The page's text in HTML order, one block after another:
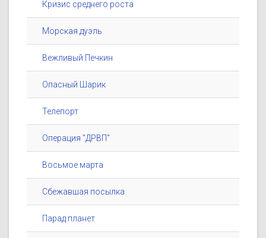
Кризис среднего роста
Морская дуэль
Вежливый Печкин
Опасный Шарик
Телепорт
Операция "ДРВП"
Восьмое марта
Сбежавшая посылка
Парад планет